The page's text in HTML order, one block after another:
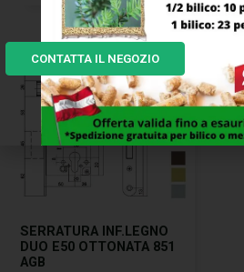
SERRATURA INF.LEGNO
DUO E50 OTTONATA 851
AGB
CONTATTA IL NEGOZIO